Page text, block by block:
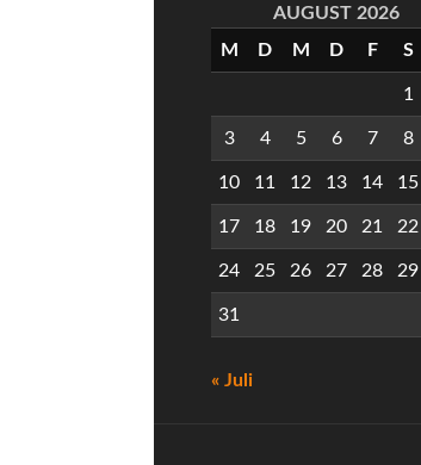
AUGUST 2026
M
D M D F S
1
3 4 5 6 7 8
10 11 12 13 14 15
17 18 19 20 21 22
24 25 26 27 28 29
31
« Juli